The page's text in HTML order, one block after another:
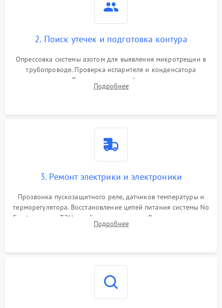
2. Поиск утечек и подготовка контура
Опрессовка системы азотом для выявления микротрещин в
трубопроводе. Проверка испарителя и конденсатора
течеискателем. Демонтаж старого фильтра-осушителя и
продувка капиллярной трубки для устранения засоров.
Подробнее
3. Ремонт электрики и электроники
Прозвонка пускозащитного реле, датчиков температуры и
терморегулятора. Восстановление цепей питания системы No
Frost, включая ТЭН оттайки и вентилятор. Ремонт или замена
платы управления при сбоях алгоритмов.
Подробнее